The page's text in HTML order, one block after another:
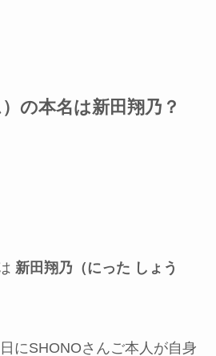
の本名は新田翔乃？
新田翔乃（にった しょう
にSHONOさんご本人が自身